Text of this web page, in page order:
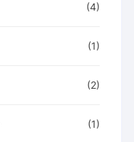
(4)
(1)
(2)
(1)